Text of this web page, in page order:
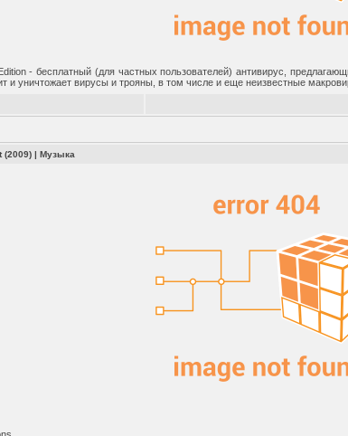
- бесплатный (для частных пользователей) антивирус,
и уничтожает вирусы и трояны, в том числе и еще неизвестные
(2009) |Музыка